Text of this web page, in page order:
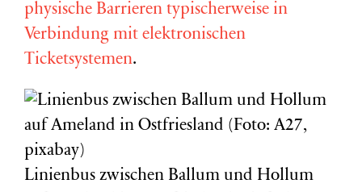
physische Barrieren typischerweise in
Verbindung mit elektronischen
Ticketsystemen.
Linienbus zwischen Ballum und Hollum